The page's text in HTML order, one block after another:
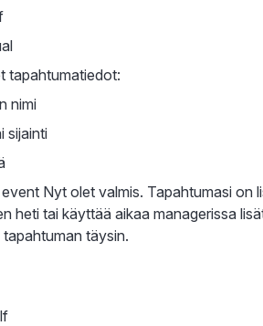
tapahtumatiedot:
nimi
sijainti
Nyt olet valmis. Tapahtumasi on
heti tai käyttää aikaa managerissa
täysin.